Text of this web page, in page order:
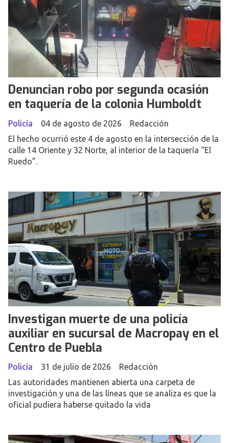
Denuncian robo por segunda ocasión
en taquería de la colonia Humboldt
Redacción
Policía
04 de agosto de 2026
El hecho ocurrió este 4 de agosto en la intersección de la
calle 14 Oriente y 32 Norte, al interior de la taquería “El
Ruedo”.
Investigan muerte de una policía
auxiliar en sucursal de Macropay en el
Centro de Puebla
Redacción
Policía
31 de julio de 2026
Las autoridades mantienen abierta una carpeta de
investigación y una de las líneas que se analiza es que la
oficial pudiera haberse quitado la vida